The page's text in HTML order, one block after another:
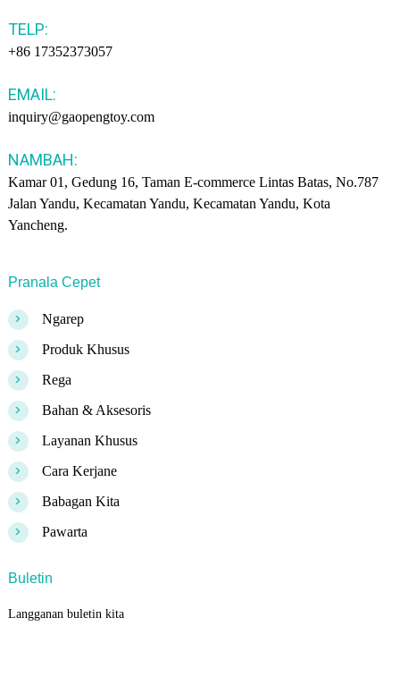
TELP:
+86 17352373057
EMAIL:
inquiry@gaopengtoy.com
NAMBAH:
Kamar 01, Gedung 16, Taman E-commerce Lintas Batas, No.787
Jalan Yandu, Kecamatan Yandu, Kecamatan Yandu, Kota
Yancheng.
Pranala Cepet
> Ngarep
> Produk Khusus
> Rega
> Bahan & Aksesoris
> Layanan Khusus
> Cara Kerjane
> Babagan Kita
> Pawarta
Buletin
Langganan buletin kita